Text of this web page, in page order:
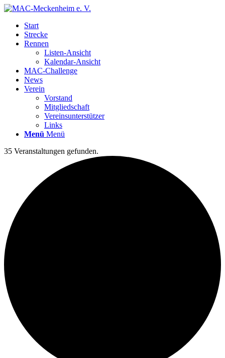
Start
Strecke
Rennen
Listen-Ansicht
Kalendar-Ansicht
MAC-Challenge
News
Verein
Vorstand
Mitgliedschaft
Vereinsunterstützer
Links
Menü Menü
35 Veranstaltungen gefunden.